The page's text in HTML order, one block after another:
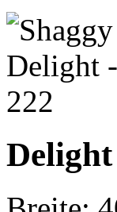
Delight